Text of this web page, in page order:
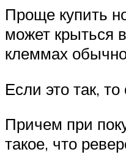
Проще купить
может крыться
клеммах
Если это так,
Причем при
такое, что